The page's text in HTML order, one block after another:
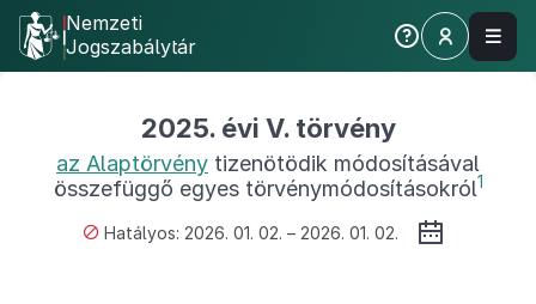
Nemzeti
Jogszabálytár
2025. évi V. törvény
az Alaptörvény tizenötödik módosításával
összefüggő egyes törvénymódosításokról1
Hatályos: 2026. 01. 02. – 2026. 01. 02.